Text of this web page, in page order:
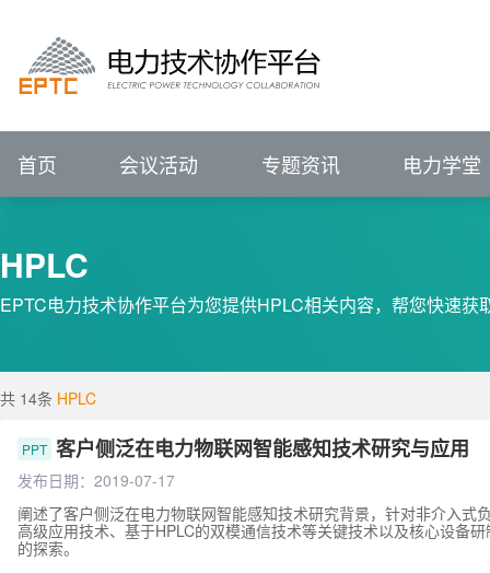
集需求库、成果库、专家库于一体的协同
IEEE PES China Satellite Technical Committee - Transmission &
IEEE PES China Satellite Technical Committee - Power System
电力技术协作平台
新闻资讯
促进专业技术发展
电力专题
首页 会议活动 专题资讯 电力学堂
HPLC
EPTC电力技术协作平台为您提供HPLC相关内容，帮您快速
共 14条 HPLC
PPT 客户侧泛在电力物联网智能感知技术研究与应用
发布日期：2019-07-17
阐述了客户侧泛在电力物联网智能感知技术研究背景，针对非介入
高级应用技术、基于HPLC的双模通信技术等关键技术以及核心设备
的探索。